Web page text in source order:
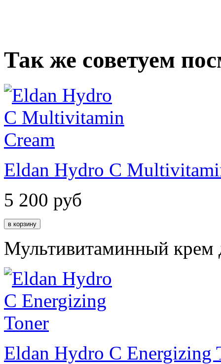
Так же советуем
Eldan Hydro C
5 200 руб
Мультивитаминный крем
Eldan Hydro C Energizing